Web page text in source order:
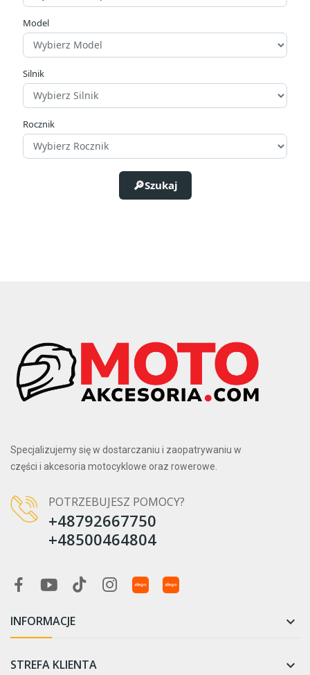
Producenci
Model
Silnik
Rocznik
Szukaj
Specjalizujemy się w dostarczaniu i zaopatrywaniu w
części i akcesoria motocyklowe oraz rowerowe.
POTRZEBUJESZ POMOCY?
+48792667750
+48500464804
INFORMACJE 
STREFA KLIENTA 